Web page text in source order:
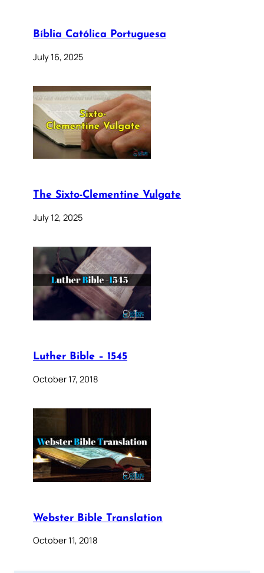
Bíblia Católica Portuguesa
July 16, 2025
The Sixto-Clementine Vulgate
July 12, 2025
Luther Bible – 1545
October 17, 2018
Webster Bible Translation
October 11, 2018